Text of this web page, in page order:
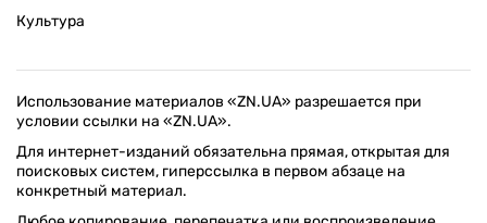
Культура
Использование материалов «ZN.UA» разрешается при
условии ссылки на «ZN.UA».
Для интернет-изданий обязательна прямая, открытая для
поисковых систем, гиперссылка в первом абзаце на
конкретный материал.